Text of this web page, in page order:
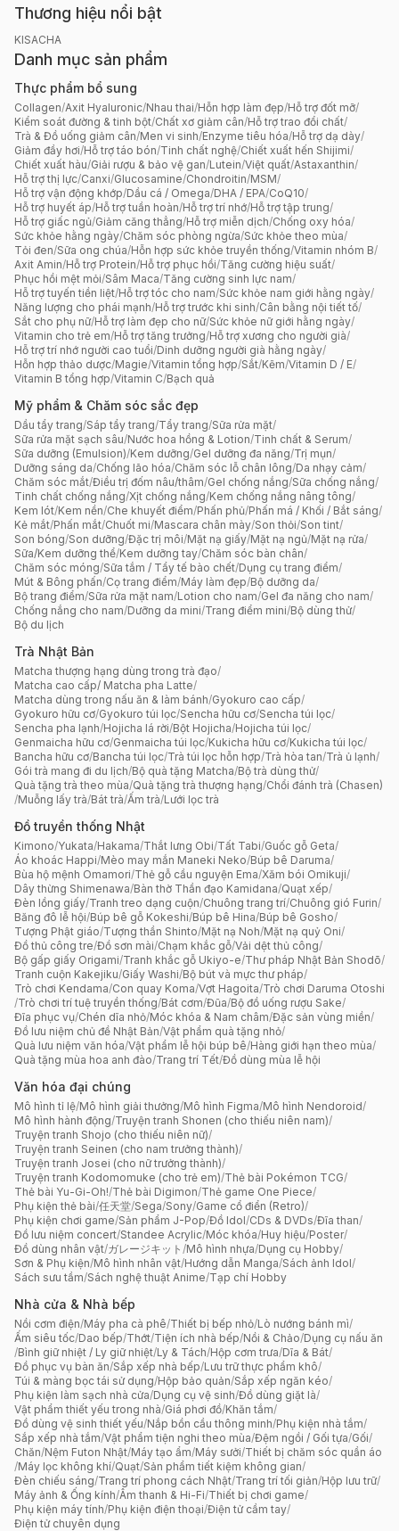
Thương hiệu nổi bật
KISACHA
Danh mục sản phẩm
Thực phẩm bổ sung
Collagen/Axit Hyaluronic/Nhau thai/Hỗn hợp làm đẹp/Hỗ trợ đốt mỡ/
Kiểm soát đường & tinh bột/Chất xơ giảm cân/Hỗ trợ trao đổi chất/
Trà & Đồ uống giảm cân/Men vi sinh/Enzyme tiêu hóa/Hỗ trợ dạ dày/
Giảm đầy hơi/Hỗ trợ táo bón/Tinh chất nghệ/Chiết xuất hến Shijimi/
Chiết xuất hàu/Giải rượu & bảo vệ gan/Lutein/Việt quất/Astaxanthin/
Hỗ trợ thị lực/Canxi/Glucosamine/Chondroitin/MSM/
Hỗ trợ vận động khớp/Dầu cá / Omega/DHA / EPA/CoQ10/
Hỗ trợ huyết áp/Hỗ trợ tuần hoàn/Hỗ trợ trí nhớ/Hỗ trợ tập trung/
Hỗ trợ giấc ngủ/Giảm căng thẳng/Hỗ trợ miễn dịch/Chống oxy hóa/
Sức khỏe hằng ngày/Chăm sóc phòng ngừa/Sức khỏe theo mùa/
Tỏi đen/Sữa ong chúa/Hỗn hợp sức khỏe truyền thống/Vitamin nhóm B/
Axit Amin/Hỗ trợ Protein/Hỗ trợ phục hồi/Tăng cường hiệu suất/
Phục hồi mệt mỏi/Sâm Maca/Tăng cường sinh lực nam/
Hỗ trợ tuyến tiền liệt/Hỗ trợ tóc cho nam/Sức khỏe nam giới hằng ngày/
Năng lượng cho phái mạnh/Hỗ trợ trước khi sinh/Cân bằng nội tiết tố/
Sắt cho phụ nữ/Hỗ trợ làm đẹp cho nữ/Sức khỏe nữ giới hằng ngày/
Vitamin cho trẻ em/Hỗ trợ tăng trưởng/Hỗ trợ xương cho người già/
Hỗ trợ trí nhớ người cao tuổi/Dinh dưỡng người già hằng ngày/
Hỗn hợp thảo dược/Magie/Vitamin tổng hợp/Sắt/Kẽm/Vitamin D / E/
Vitamin B tổng hợp/Vitamin C/Bạch quả
Mỹ phẩm & Chăm sóc sắc đẹp
Dầu tẩy trang/Sáp tẩy trang/Tẩy trang/Sữa rửa mặt/
Sữa rửa mặt sạch sâu/Nước hoa hồng & Lotion/Tinh chất & Serum/
Sữa dưỡng (Emulsion)/Kem dưỡng/Gel dưỡng đa năng/Trị mụn/
Dưỡng sáng da/Chống lão hóa/Chăm sóc lỗ chân lông/Da nhạy cảm/
Chăm sóc mắt/Điều trị đốm nâu/thâm/Gel chống nắng/Sữa chống nắng/
Tinh chất chống nắng/Xịt chống nắng/Kem chống nắng nâng tông/
Kem lót/Kem nền/Che khuyết điểm/Phấn phủ/Phấn má / Khối / Bắt sáng/
Kẻ mắt/Phấn mắt/Chuốt mi/Mascara chân mày/Son thỏi/Son tint/
Son bóng/Son dưỡng/Đặc trị môi/Mặt nạ giấy/Mặt nạ ngủ/Mặt nạ rửa/
Sữa/Kem dưỡng thể/Kem dưỡng tay/Chăm sóc bàn chân/
Chăm sóc móng/Sữa tắm / Tẩy tế bào chết/Dụng cụ trang điểm/
Mút & Bông phấn/Cọ trang điểm/Máy làm đẹp/Bộ dưỡng da/
Bộ trang điểm/Sữa rửa mặt nam/Lotion cho nam/Gel đa năng cho nam/
Chống nắng cho nam/Dưỡng da mini/Trang điểm mini/Bộ dùng thử/
Bộ du lịch
Trà Nhật Bản
Matcha thượng hạng dùng trong trà đạo/
Matcha cao cấp/ Matcha pha Latte/
Matcha dùng trong nấu ăn & làm bánh/Gyokuro cao cấp/
Gyokuro hữu cơ/Gyokuro túi lọc/Sencha hữu cơ/Sencha túi lọc/
Sencha pha lạnh/Hojicha lá rời/Bột Hojicha/Hojicha túi lọc/
Genmaicha hữu cơ/Genmaicha túi lọc/Kukicha hữu cơ/Kukicha túi lọc/
Bancha hữu cơ/Bancha túi lọc/Trà túi lọc hỗn hợp/Trà hòa tan/Trà ủ lạnh/
Gói trà mang đi du lịch/Bộ quà tặng Matcha/Bộ trà dùng thử/
Quà tặng trà theo mùa/Quà tặng trà thượng hạng/Chổi đánh trà (Chasen)
/Muỗng lấy trà/Bát trà/Ấm trà/Lưới lọc trà
Đồ truyền thống Nhật
Kimono/Yukata/Hakama/Thắt lưng Obi/Tất Tabi/Guốc gỗ Geta/
Áo khoác Happi/Mèo may mắn Maneki Neko/Búp bê Daruma/
Bùa hộ mệnh Omamori/Thẻ gỗ cầu nguyện Ema/Xăm bói Omikuji/
Dây thừng Shimenawa/Bàn thờ Thần đạo Kamidana/Quạt xếp/
Đèn lồng giấy/Tranh treo dạng cuộn/Chuông trang trí/Chuông gió Furin/
Băng đô lễ hội/Búp bê gỗ Kokeshi/Búp bê Hina/Búp bê Gosho/
Tượng Phật giáo/Tượng thần Shinto/Mặt nạ Noh/Mặt nạ quỷ Oni/
Đồ thủ công tre/Đồ sơn mài/Chạm khắc gỗ/Vải dệt thủ công/
Bộ gấp giấy Origami/Tranh khắc gỗ Ukiyo-e/Thư pháp Nhật Bản Shodō/
Tranh cuộn Kakejiku/Giấy Washi/Bộ bút và mực thư pháp/
Trò chơi Kendama/Con quay Koma/Vợt Hagoita/Trò chơi Daruma Otoshi
/Trò chơi trí tuệ truyền thống/Bát cơm/Đũa/Bộ đồ uống rượu Sake/
Đĩa phục vụ/Chén dĩa nhỏ/Móc khóa & Nam châm/Đặc sản vùng miền/
Đồ lưu niệm chủ đề Nhật Bản/Vật phẩm quà tặng nhỏ/
Quà lưu niệm văn hóa/Vật phẩm lễ hội búp bê/Hàng giới hạn theo mùa/
Quà tặng mùa hoa anh đào/Trang trí Tết/Đồ dùng mùa lễ hội
Văn hóa đại chúng
Mô hình tỉ lệ/Mô hình giải thưởng/Mô hình Figma/Mô hình Nendoroid/
Mô hình hành động/Truyện tranh Shonen (cho thiếu niên nam)/
Truyện tranh Shojo (cho thiếu niên nữ)/
Truyện tranh Seinen (cho nam trưởng thành)/
Truyện tranh Josei (cho nữ trưởng thành)/
Truyện tranh Kodomomuke (cho trẻ em)/Thẻ bài Pokémon TCG/
Thẻ bài Yu-Gi-Oh!/Thẻ bài Digimon/Thẻ game One Piece/
Phụ kiện thẻ bài/任天堂/Sega/Sony/Game cổ điển (Retro)/
Phụ kiện chơi game/Sản phẩm J-Pop/Đồ Idol/CDs & DVDs/Đĩa than/
Đồ lưu niệm concert/Standee Acrylic/Móc khóa/Huy hiệu/Poster/
Đồ dùng nhân vật/ガレージキット /Mô hình nhựa/Dụng cụ Hobby/
Sơn & Phụ kiện/Mô hình nhân vật/Hướng dẫn Manga/Sách ảnh Idol/
Sách sưu tầm/Sách nghệ thuật Anime/Tạp chí Hobby
Nhà cửa & Nhà bếp
Nồi cơm điện/Máy pha cà phê/Thiết bị bếp nhỏ/Lò nướng bánh mì/
Ấm siêu tốc/Dao bếp/Thớt/Tiện ích nhà bếp/Nồi & Chảo/Dụng cụ nấu ăn
/Bình giữ nhiệt / Ly giữ nhiệt/Ly & Tách/Hộp cơm trưa/Dĩa & Bát/
Đồ phục vụ bàn ăn/Sắp xếp nhà bếp/Lưu trữ thực phẩm khô/
Túi & màng bọc tái sử dụng/Hộp bảo quản/Sắp xếp ngăn kéo/
Phụ kiện làm sạch nhà cửa/Dụng cụ vệ sinh/Đồ dùng giặt là/
Vật phẩm thiết yếu trong nhà/Giá phơi đồ/Khăn tắm/
Đồ dùng vệ sinh thiết yếu/Nắp bồn cầu thông minh/Phụ kiện nhà tắm/
Sắp xếp nhà tắm/Vật phẩm tiện nghi theo mùa/Đệm ngồi / Gối tựa/Gối/
Chăn/Nệm Futon Nhật/Máy tạo ẩm/Máy sưởi/Thiết bị chăm sóc quần áo
/Máy lọc không khí/Quạt/Sản phẩm tiết kiệm không gian/
Đèn chiếu sáng/Trang trí phong cách Nhật/Trang trí tối giản/Hộp lưu trữ/
Máy ảnh & Ống kính/Âm thanh & Hi-Fi/Thiết bị chơi game/
Phụ kiện máy tính/Phụ kiện điện thoại/Điện tử cầm tay/
Điện tử chuyên dụng